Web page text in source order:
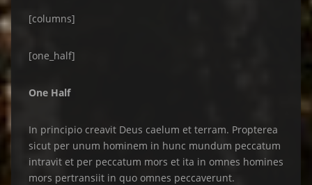
[columns]
[one_half]
One Half
In principio creavit Deus caelum et terram. Propterea
sicut per unum hominem in hunc mundum peccatum
intravit et per peccatum mors et ita in omnes homines
mors pertransiit in quo omnes peccaverunt.